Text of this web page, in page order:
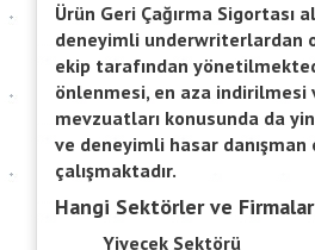
Ürün Geri Çağırma Sigortası
deneyimli underwriterlardan
ekip tarafından
önlenmesi, en aza indirilmesi
mevzuatları konusunda da
ve deneyimli hasar danışman
çalışmaktadır.
Hangi Sektörler ve
Yiyecek Sektörü